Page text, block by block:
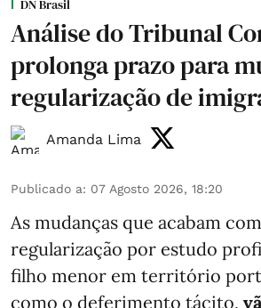
DN Brasil
Análise do Tribunal
prolonga prazo para
regularização de
Amanda Lima
Publicado a: 07 Agosto 2026, 18:20
As mudanças que acabam
regularização por estudo
filho menor em território
como o deferimento tácito,